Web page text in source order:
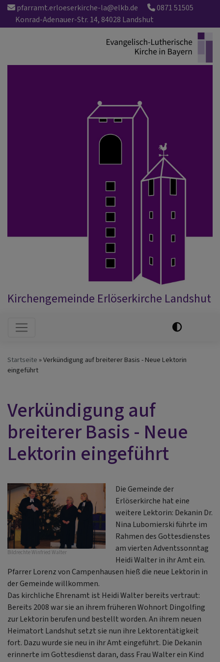
Direkt
Inhalt
pfarramt.erloeserkirche-la@elkb.de
0871 51505
Konrad-Adenauer-Str. 14, 84028 Landshut
Kirchengemeinde Erlöserkirche Landshut
Hauptnavigation
Startseite
Verkündigung auf breiterer Basis - Neue Lektorin
eingeführt
Verkündigung auf
breiterer Basis - Neue
Lektorin eingeführt
BildrechteWinfried Walter
Die Gemeinde der
Erlöserkirche hat eine
weitere Lektorin: Dekanin Dr.
Nina Lubomierski führte im
Rahmen des Gottesdienstes
am vierten Adventssonntag
Heidi Walter in ihr Amt ein.
Pfarrer Lorenz von Campenhausen hieß die neue Lektorin in
der Gemeinde willkommen.
Das kirchliche Ehrenamt ist Heidi Walter bereits vertraut:
Bereits 2008 war sie an ihrem früheren Wohnort Dingolfing
zur Lektorin berufen und bestellt worden. An ihrem neuen
Heimatort Landshut setzt sie nun ihre Lektorentätigkeit
fort. Dazu wurde sie neu in ihr Amt eingeführt. Die Dekanin
erinnerte im Gottesdienst daran, dass Frau Walter ein Kind